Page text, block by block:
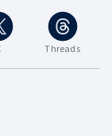
Threads